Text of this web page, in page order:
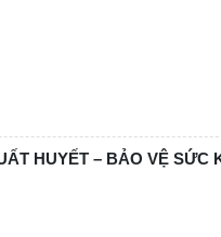
HUYẾT – BẢO VỆ SỨC